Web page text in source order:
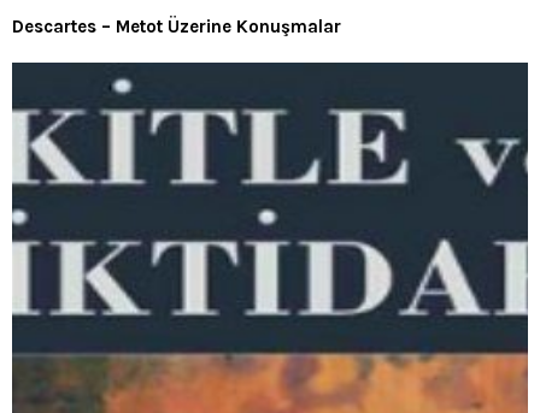
Descartes – Metot Üzerine Konuşmalar